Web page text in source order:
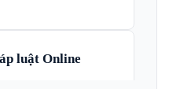
luật Online